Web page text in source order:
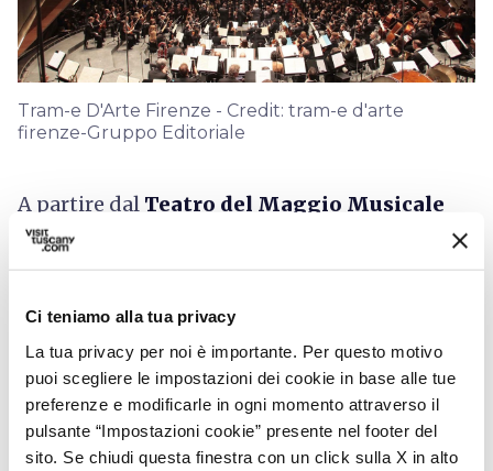
Ci teniamo alla tua privacy
La tua privacy per noi è importante. Per questo motivo
puoi scegliere le impostazioni dei cookie in base alle tue
preferenze e modificarle in ogni momento attraverso il
pulsante “Impostazioni cookie” presente nel footer del
sito. Se chiudi questa finestra con un click sulla X in alto
Tram-e D'Arte Firenze - Credit: tram-e d'arte
firenze-Gruppo Editoriale
A partire dal Teatro del Maggio Musicale
Fiorentino
- il Teatro dell’Opera di Firenze -
che si trova a due passi dalla fermataPorta al
contemporanea, possiamo trovare altri
interessanti centri per gli spettacoli lungo
questi itinerari.